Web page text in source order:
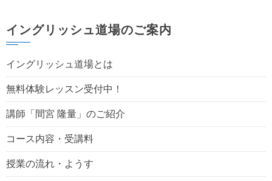
イングリッシュ道場のご案内
イングリッシュ道場とは
無料体験レッスン受付中！
講師「間宮 隆量」のご紹介
コース内容・受講料
授業の流れ・ようす